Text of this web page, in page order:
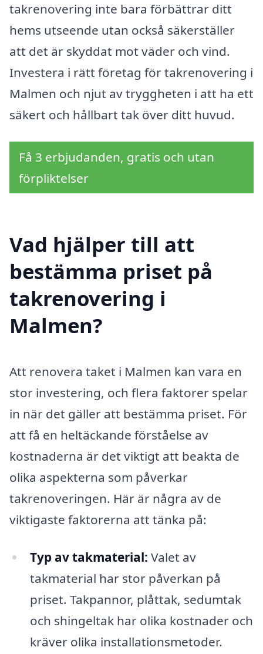
takrenovering inte bara förbättrar ditt
hems utseende utan också säkerställer
att det är skyddat mot väder och vind.
Investera i rätt företag för takrenovering i
Malmen och njut av tryggheten i att ha ett
säkert och hållbart tak över ditt huvud.
Få 3 erbjudanden, gratis och utan
förpliktelser
Vad hjälper till att
bestämma priset på
takrenovering i
Malmen?
Att renovera taket i Malmen kan vara en
stor investering, och flera faktorer spelar
in när det gäller att bestämma priset. För
att få en heltäckande förståelse av
kostnaderna är det viktigt att beakta de
olika aspekterna som påverkar
takrenoveringen. Här är några av de
viktigaste faktorerna att tänka på:
Typ av takmaterial: Valet av
takmaterial har stor påverkan på
priset. Takpannor, plåttak, sedumtak
och shingeltak har olika kostnader och
kräver olika installationsmetoder.